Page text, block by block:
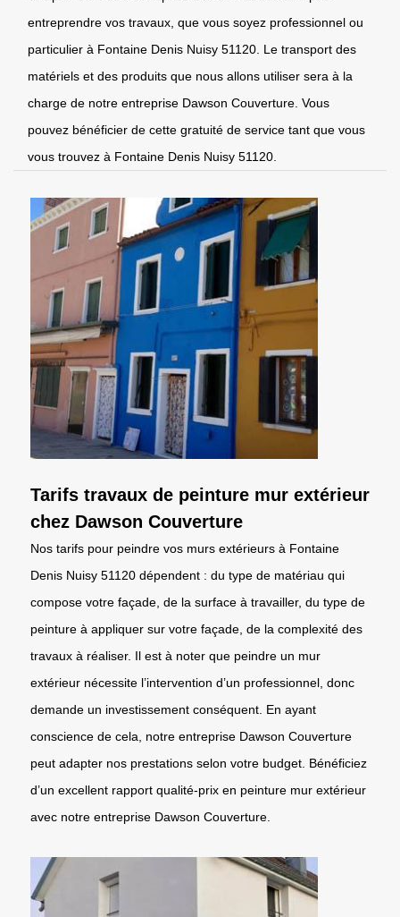
entreprendre vos travaux, que vous soyez professionnel ou
particulier à Fontaine Denis Nuisy 51120. Le transport des
matériels et des produits que nous allons utiliser sera à la
charge de notre entreprise Dawson Couverture. Vous
pouvez bénéficier de cette gratuité de service tant que vous
vous trouvez à Fontaine Denis Nuisy 51120.
Tarifs travaux de peinture mur extérieur
chez Dawson Couverture
Nos tarifs pour peindre vos murs extérieurs à Fontaine
Denis Nuisy 51120 dépendent : du type de matériau qui
compose votre façade, de la surface à travailler, du type de
peinture à appliquer sur votre façade, de la complexité des
travaux à réaliser. Il est à noter que peindre un mur
extérieur nécessite l’intervention d’un professionnel, donc
demande un investissement conséquent. En ayant
conscience de cela, notre entreprise Dawson Couverture
peut adapter nos prestations selon votre budget. Bénéficiez
d’un excellent rapport qualité-prix en peinture mur extérieur
avec notre entreprise Dawson Couverture.